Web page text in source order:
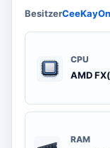
Besitzer
CPU
AMD
RAM